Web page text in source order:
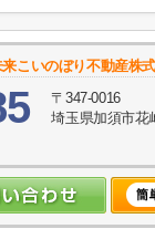
来こいのぼり不動産株
〒347-0016
埼玉県加須市花